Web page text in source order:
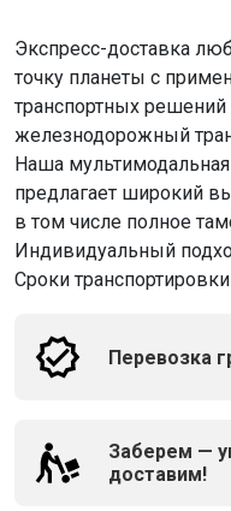
Экспресс-доставка
точку планеты с
транспортных
железнодорожный
Наша
предлагает широкий
в том числе полное
Индивидуальный
Сроки
Перевозка
Заберем —
доставим!